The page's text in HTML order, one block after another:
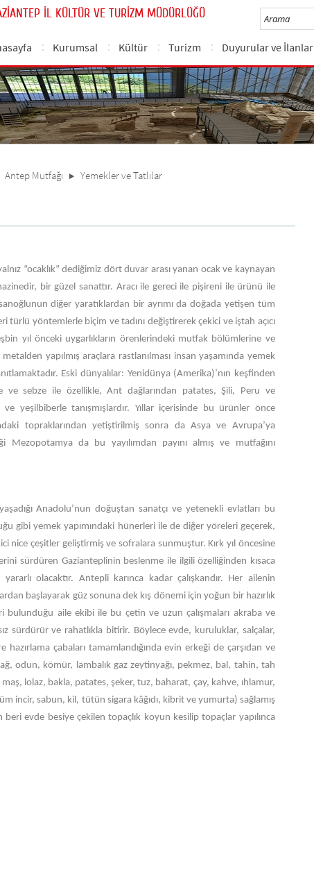
İL KÜLTÜR VE TURİZM MÜDÜRLÜĞÜ
Kurumsal Kültür Turizm Duyurular ve İlanlar
Antep Mutfağı Yemekler ve Tatlılar
“ocaklık” dediğimiz dört duvar arası yanan ocak ve kaynayan
bir güzel sanattır. Aracı ile gereci ile pişireni ile ürünü ile
diğer yaratıklardan bir ayrımı da doğada yetişen tüm
yöntemlerle biçim ve tadını değiştirerek çekici ve iştah açıcı
yıl önceki uygarlıkların örenlerindeki mutfak bölümlerine ve
yapılmış araçlara rastlanılması insan yaşamında yemek
Eski dünyalılar: Yenidünya (Amerika)’nın keşfinden
ve sebze ile özellikle, Ant dağlarından patates, Şili, Peru ve
ve yeşilbiberle tanışmışlardır. Yıllar içerisinde bu ürünler önce
topraklarından yetiştirilmiş sonra da Asya ve Avrupa’ya
Mezopotamya da bu yayılımdan payını almış ve mutfağını
Anadolu’nun doğuştan sanatçı ve yetenekli evlatları bu
gibi yemek yapımındaki hünerleri ile de diğer yöreleri geçerek,
nice çeşitler geliştirmiş ve sofralara sunmuştur. Kırk yıl öncesine
sürdüren Gazianteplinin beslenme ile ilgili özelliğinden kısaca
olacaktır. Antepli karınca kadar çalışkandır. Her ailenin
başlayarak güz sonuna dek kış dönemi için yoğun bir hazırlık
bulunduğu aile ekibi ile bu çetin ve uzun çalışmaları akraba ve
sürdürür ve rahatlıkla bitirir. Böylece evde, kuruluklar, salçalar,
çabaları tamamlandığında evin erkeği de çarşıdan ve
odun, kömür, lambalık gaz zeytinyağı, pekmez, bal, tahin, tah
lolaz, bakla, patates, şeker, tuz, baharat, çay, kahve, ıhlamur,
incir, sabun, kil, tütün sigara kâğıdı, kibrit ve yumurta) sağlamış
beri evde besiye çekilen topaçlık koyun kesilip topaçlar yapılınca